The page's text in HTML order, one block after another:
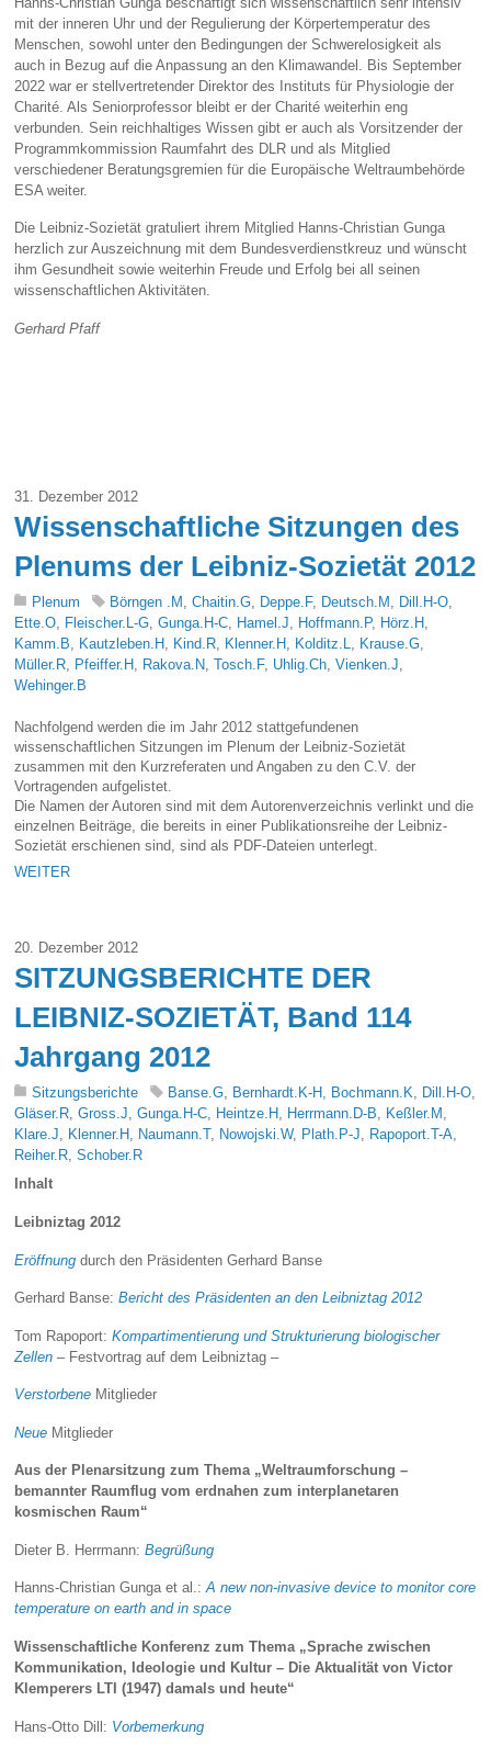
mit der inneren Uhr und der Regulierung der Körpertemperatur des
Menschen, sowohl unter den Bedingungen der Schwerelosigkeit als
auch in Bezug auf die Anpassung an den Klimawandel. Bis September
2022 war er stellvertretender Direktor des Instituts für Physiologie der
Charité. Als Seniorprofessor bleibt er der Charité weiterhin eng
verbunden. Sein reichhaltiges Wissen gibt er auch als Vorsitzender der
Programmkommission Raumfahrt des DLR und als Mitglied
verschiedener Beratungsgremien für die Europäische Weltraumbehörde
ESA weiter.
Die Leibniz-Sozietät gratuliert ihrem Mitglied Hanns-Christian Gunga
herzlich zur Auszeichnung mit dem Bundesverdienstkreuz und wünscht
ihm Gesundheit sowie weiterhin Freude und Erfolg bei all seinen
wissenschaftlichen Aktivitäten.
Gerhard Pfaff
31. Dezember 2012
Wissenschaftliche Sitzungen des
Plenums der Leibniz-Sozietät 2012
Plenum Börngen .M ,Chaitin.G, Deppe.F, Deutsch.M , Dill.H-O,
Ette.O, Fleischer.L-G,Gunga.H-C, Hamel.J, Hoffmann.P, Hörz.H ,
Kamm.B, Kautzleben.H , Kind.R, Klenner.H , Kolditz.L, Krause.G,
Müller.R, Pfeiffer.H , Rakova.N,Tosch.F, Uhlig.Ch,Vienken.J,
Wehinger.B
Nachfolgend werden die im Jahr 2012 stattgefundenen
wissenschaftlichen Sitzungen im Plenum der Leibniz-Sozietät
zusammen mit den Kurzreferaten und Angaben zu den C.V. der
Vortragenden aufgelistet.
Die Namen der Autoren sind mit dem Autorenverzeichnis verlinkt und die
einzelnen Beiträge, die bereits in einer Publikationsreihe der Leibniz-
Sozietät erschienen sind, sind als PDF-Dateien unterlegt.
WEITER
20. Dezember 2012
SITZUNGSBERICHTE DER
LEIBNIZ-SOZIETÄT, Band 114
Jahrgang 2012
Sitzungsberichte Banse.G, Bernhardt.K-H , Bochmann.K, Dill.H-O,
Gläser.R,Gross.J,Gunga.H-C, Heintze.H , Herrmann.D-B, Keßler.M ,
Klare.J, Klenner.H , Naumann.T, Nowojski.W, Plath.P-J, Rapoport.T-A,
Reiher.R,Schober.R
Inhalt
Leibniztag 2012
Eröffnung durch den Präsidenten Gerhard Banse
Gerhard Banse:Bericht des Präsidenten an den Leibniztag 2012
Tom Rapoport:Kompartimentierung und Strukturierung biologischer
Zellen – Festvortrag auf dem Leibniztag –
Verstorbene Mitglieder
Neue Mitglieder
Aus der Plenarsitzung zum Thema „Weltraumforschung –
bemannter Raumflug vom erdnahen zum interplanetaren
kosmischen Raum“
Dieter B. Herrmann:Begrüßung
Hanns-Christian Gunga et al.:A new non-invasive device to monitor core
temperature on earth and in space
Wissenschaftliche Konferenz zum Thema „Sprache zwischen
Kommunikation, Ideologie und Kultur – Die Aktualität von Victor
Klemperers LTI (1947) damals und heute“
Hans-Otto Dill: Vorbemerkung